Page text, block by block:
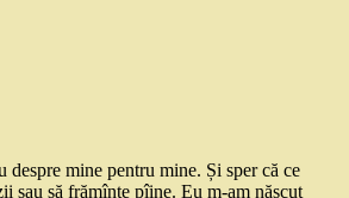
mine pentru mine. Și sper că ce
sau să frămînte pîine. Eu m-am născut